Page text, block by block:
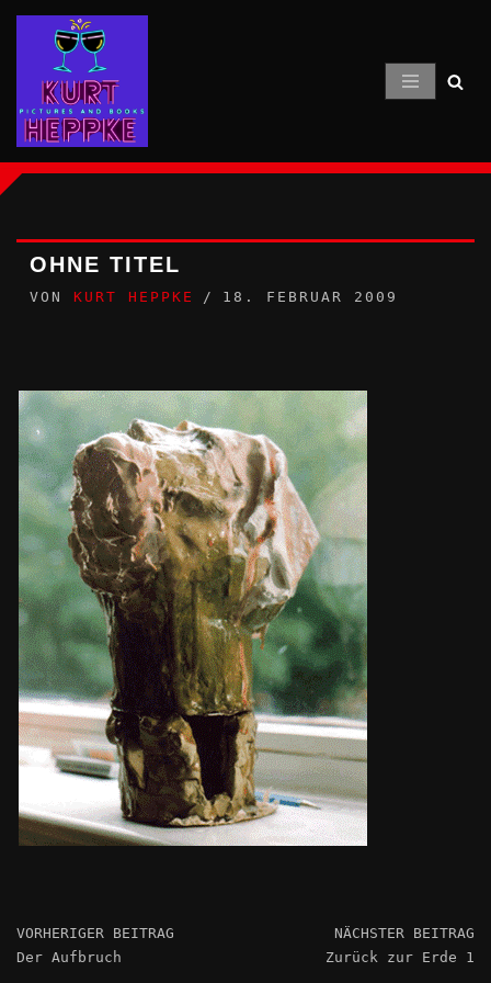
Inhalt
springen
OHNE TITEL
VON KURT HEPPKE 18. FEBRUAR 2009
VORHERIGER BEITRAG
Der Aufbruch
NÄCHSTER BEITRAG
Zurück zur Erde 1